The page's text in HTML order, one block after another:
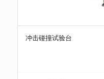
冲击碰撞试验台